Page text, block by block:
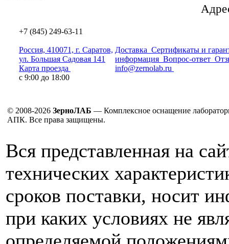
+7 (845) 249-63-11
Россия, 410071, г. Саратов,
ул. Большая Садовая 141
Карта проезда
с 9:00 до 18:00
Доставка Сертификаты и
информация Вопрос-ответ
info@zernolab.ru
© 2008-2026 ЗерноЛАБ — Комплексное оснащение
АПК. Все права защищены.
Вся представленная на
технических
сроков поставки, носит
при каких условиях не